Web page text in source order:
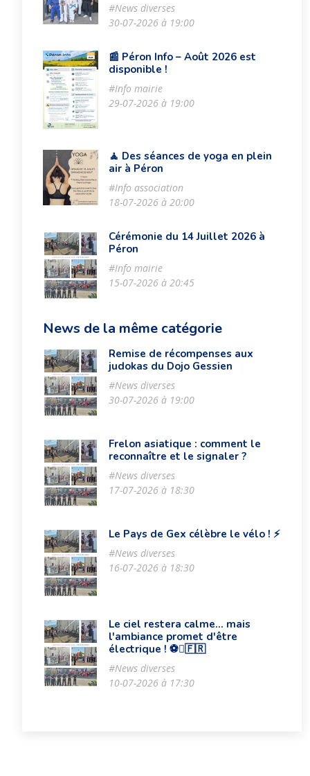
#News diverses
30-07-2026 à 19:00
📰 Péron Info – Août 2026 est
disponible !
#Info mairie
29-07-2026 à 19:00
🧘 Des séances de yoga en plein
air à Péron
#Info association
18-07-2026 à 20:00
Cérémonie du 14 Juillet 2026 à
Péron
#Info mairie
15-07-2026 à 20:45
News de la même catégorie
Remise de récompenses aux
judokas du Dojo Gessien
#News diverses
30-07-2026 à 19:00
Frelon asiatique : comment le
reconnaître et le signaler ?
#News diverses
17-07-2026 à 18:30
Le Pays de Gex célèbre le vélo ! ⚡️
#News diverses
16-07-2026 à 18:30
Le ciel restera calme… mais
l'ambiance promet d'être
électrique ! ⚽🇫🇷
#News diverses
10-07-2026 à 17:30